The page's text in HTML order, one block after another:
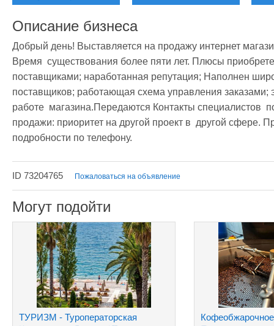
Описание бизнеса
Добрый день! Выставляется на продажу интернет
Время  существования более пяти лет. Плюсы
поставщиками; наработанная репутация; Наполнен
поставщиков; работающая схема управления заказами;
работе  магазина.Передаются Контакты специалистов
продажи: приоритет на другой проект в  другой сфере.
подробности по телефону.
ID 73204765 Пожаловаться на объявление
Могут подойти
ТУРИЗМ - Туроператорская